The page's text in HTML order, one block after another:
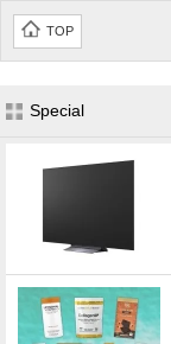
TOP
Special